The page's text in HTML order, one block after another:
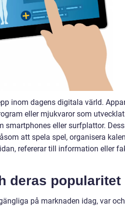
inom dagens digitala värld.
eller mjukvaror som
smartphones eller surfplattor.
att spela spel, organisera
refererar till information eller
deras popularitet
på marknaden idag, var